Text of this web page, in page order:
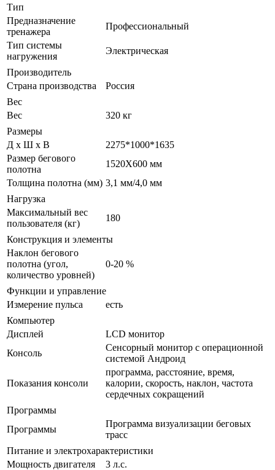
Тип
Предназначение
тренажера
Профессиональный
Тип системы
нагружения
Электрическая
Производитель
Страна производства
Россия
Вес
Вес
320 кг
Размеры
Д х Ш х В
2275*1000*1635
Размер бегового
полотна
1520Х600 мм
Толщина полотна (мм) 3,1 мм/4,0 мм
Нагрузка
Максимальный вес
пользователя (кг)
180
Конструкция и элементы
Наклон бегового
полотна (угол,
количество уровней)
0-20 %
Функции и управление
Измерение пульса
есть
Компьютер
Дисплей
LCD монитор
Консоль
Сенсорный монитор с операционной
системой Андроид
Показания консоли
программа, расстояние, время,
калории, скорость, наклон, частота
сердечных сокращений
Программы
Программы
Программа визуализации беговых
трасс
Питание и электрохарактеристики
Мощность двигателя
3 л.с.